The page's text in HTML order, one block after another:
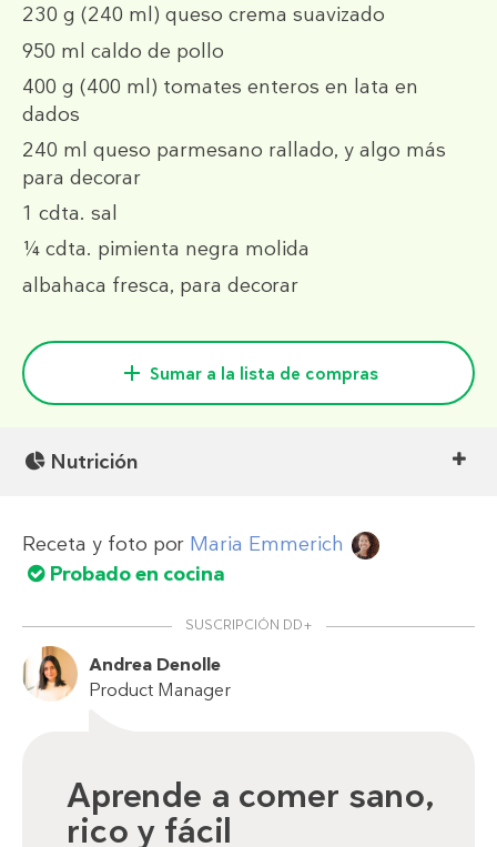
230 g (240 ml) queso crema suavizado
950 ml caldo de pollo
400 g (400 ml) tomates enteros en lata en
dados
240 ml queso parmesano rallado, y algo más
para decorar
1 cdta. sal
¼ cdta. pimienta negra molida
albahaca fresca, para decorar
Sumar a la lista de compras
Nutrición
Receta y foto por Maria Emmerich
Probado en cocina
SUSCRIPCIÓN DD+
Andrea Denolle
Product Manager
Aprende a comer sano,
rico y fácil